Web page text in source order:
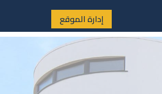
إدارة الموقع